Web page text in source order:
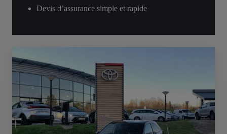
Devis d’assurance simple et rapide